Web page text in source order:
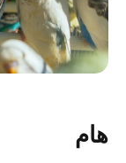
هام